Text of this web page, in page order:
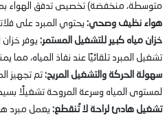
متوسطة، منخفضة) تخصيص تدفق الهواء
هواء نظيف وصحي: يحتوي المبرد على
خزان مياه كبير للتشغيل المستمر:
تشغيل المبرد تلقائيًا عند نفاذ المياه، مما
سهولة الحركة والتشغيل المريح: تم تجهيز
لمستوى المياه وسرعة المروحة تشغيلًا
تشغيل هادئ لراحة لا تُنقطع: يعمل مبرد هواء أي دو 60 لتر بأقل ضوض، مما يجعله مثاليًا